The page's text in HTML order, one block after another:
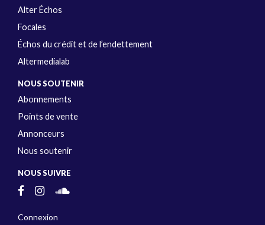
Alter Échos
Focales
Échos du crédit et de l’endettement
Altermedialab
NOUS SOUTENIR
Abonnements
Points de vente
Annonceurs
Nous soutenir
NOUS SUIVRE
Connexion